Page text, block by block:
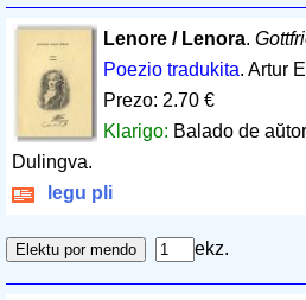
Lenore / Lenora.
Poezio tradukita. Artur
Prezo: 2.70 €
Klarigo: Balado de
Dulingva.
legu pli
ekz.